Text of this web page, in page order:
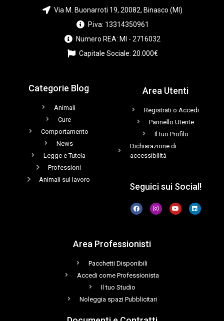
Via M. Buonarroti 19, 20082, Binasco (MI)
P.iva: 13314350961
Numero REA: MI - 2716032
Capitale Sociale: 20.000€
Categorie Blog
Animali
Cure
Comportamento
News
Legge e Tutela
Professioni
Animali sul lavoro
Area Utenti
Registrati o Accedi
Pannello Utente
Il tuo Profilo
Dichiarazione di
accessibilità
Seguici sui Social!
Area Professionisti
Pacchetti Disponibili
Accedi come Professionista
Il tuo Studio
Noleggia spazi Pubblicitari